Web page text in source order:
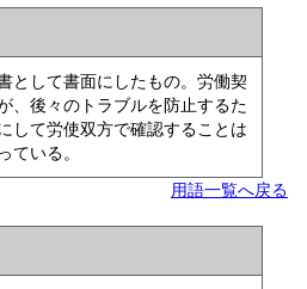
として書面にしたもの。労働契
、後々のトラブルを防止するた
して労使双方で確認することは
ている。
用語一覧へ戻る